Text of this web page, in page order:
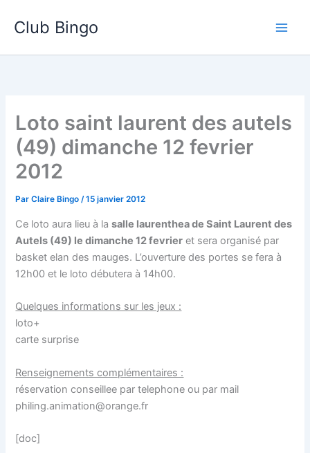
Club Bingo
Loto saint laurent des autels
(49) dimanche 12 fevrier
2012
ParClaire Bingo/15 janvier 2012
Ce loto aura lieu à lasalle laurenthea de Saint Laurent des
Autels (49) le dimanche 12 fevrier et sera organisé par
basket elan des mauges. L’ouverture des portes se fera à
12h00 et le loto débutera à 14h00.
Quelques informations sur les jeux :
loto+
carte surprise
Renseignements complémentaires :
réservation conseillee par telephone ou par mail
philing.animation@orange.fr
[doc]